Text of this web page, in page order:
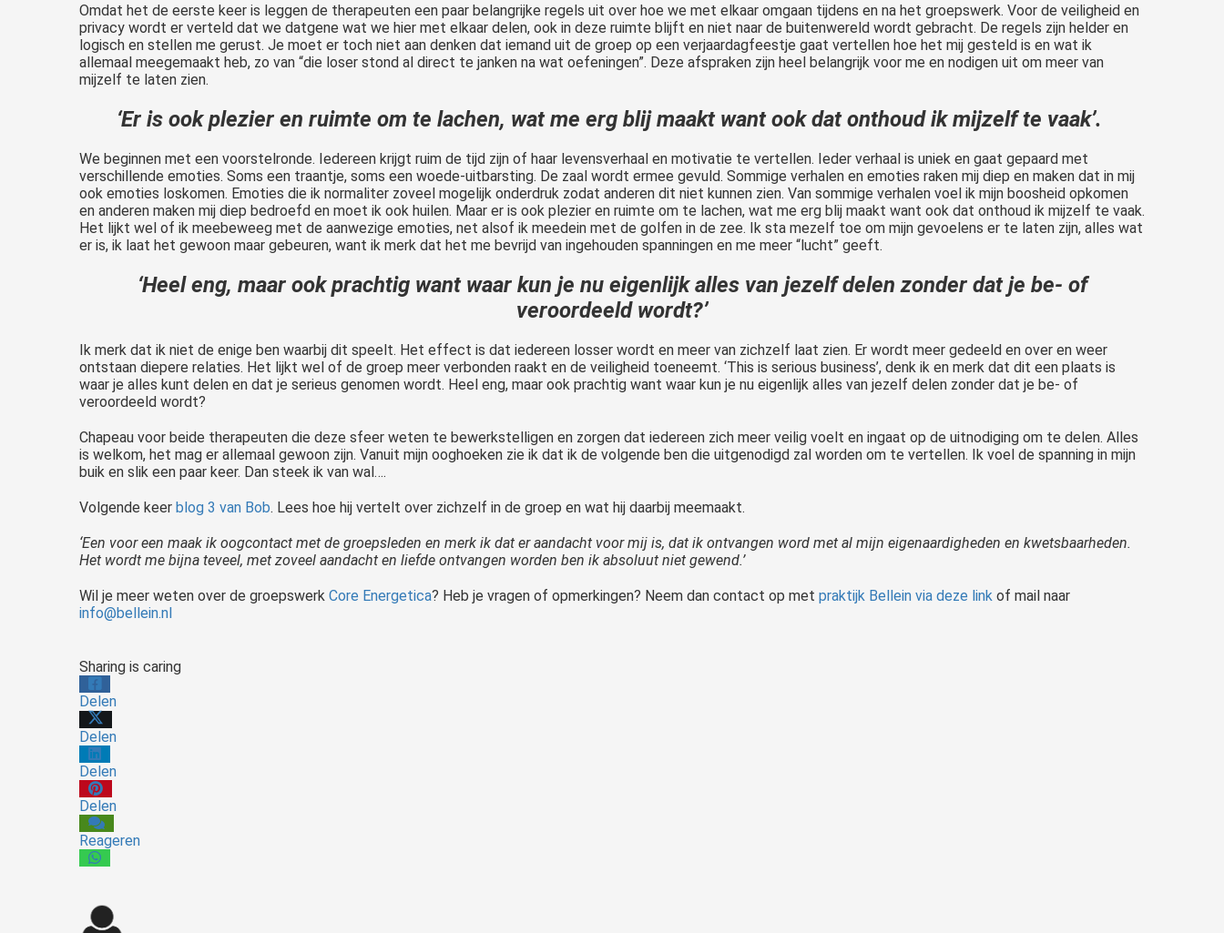
Omdat het de eerste keer is leggen de therapeuten een paar belangrijke regels uit over hoe we met elkaar omgaan tijdens en na het groepswerk. Voor de veiligheid en
privacy wordt er verteld dat we datgene wat we hier met elkaar delen, ook in deze ruimte blijft en niet naar de buitenwereld wordt gebracht. De regels zijn helder en
logisch en stellen me gerust. Je moet er toch niet aan denken dat iemand uit de groep op een verjaardagfeestje gaat vertellen hoe het mij gesteld is en wat ik
allemaal meegemaakt heb, zo van “die loser stond al direct te janken na wat oefeningen”. Deze afspraken zijn heel belangrijk voor me en nodigen uit om meer van
mijzelf te laten zien.
‘Er is ook plezier en ruimte om te lachen, wat me erg blij maakt want ook dat onthoud ik mijzelf te vaak’.
We beginnen met een voorstelronde. Iedereen krijgt ruim de tijd zijn of haar levensverhaal en motivatie te vertellen. Ieder verhaal is uniek en gaat gepaard met
verschillende emoties. Soms een traantje, soms een woede-uitbarsting. De zaal wordt ermee gevuld. Sommige verhalen en emoties raken mij diep en maken dat in mij
ook emoties loskomen. Emoties die ik normaliter zoveel mogelijk onderdruk zodat anderen dit niet kunnen zien. Van sommige verhalen voel ik mijn boosheid opkomen
en anderen maken mij diep bedroefd en moet ik ook huilen. Maar er is ook plezier en ruimte om te lachen, wat me erg blij maakt want ook dat onthoud ik mijzelf te vaak.
Het lijkt wel of ik meebeweeg met de aanwezige emoties, net alsof ik meedein met de golfen in de zee. Ik sta mezelf toe om mijn gevoelens er te laten zijn, alles wat
er is, ik laat het gewoon maar gebeuren, want ik merk dat het me bevrijd van ingehouden spanningen en me meer “lucht” geeft.
‘Heel eng, maar ook prachtig want waar kun je nu eigenlijk alles van jezelf delen zonder dat je be- of
veroordeeld wordt?’
Ik merk dat ik niet de enige ben waarbij dit speelt. Het effect is dat iedereen losser wordt en meer van zichzelf laat zien. Er wordt meer gedeeld en over en weer
ontstaan diepere relaties. Het lijkt wel of de groep meer verbonden raakt en de veiligheid toeneemt. ‘This is serious business’, denk ik en merk dat dit een plaats is
waar je alles kunt delen en dat je serieus genomen wordt. Heel eng, maar ook prachtig want waar kun je nu eigenlijk alles van jezelf delen zonder dat je be- of
veroordeeld wordt?
Chapeau voor beide therapeuten die deze sfeer weten te bewerkstelligen en zorgen dat iedereen zich meer veilig voelt en ingaat op de uitnodiging om te delen. Alles
is welkom, het mag er allemaal gewoon zijn. Vanuit mijn ooghoeken zie ik dat ik de volgende ben die uitgenodigd zal worden om te vertellen. Ik voel de spanning in mijn
buik en slik een paar keer. Dan steek ik van wal….
Volgende keer blog 3 van Bob. Lees hoe hij vertelt over zichzelf in de groep en wat hij daarbij meemaakt.
‘Een voor een maak ik oogcontact met de groepsleden en merk ik dat er aandacht voor mij is, dat ik ontvangen word met al mijn eigenaardigheden en kwetsbaarheden.
Het wordt me bijna teveel, met zoveel aandacht en liefde ontvangen worden ben ik absoluut niet gewend.’
Wil je meer weten over de groepswerk Core Energetica? Heb je vragen of opmerkingen? Neem dan contact op met praktijk Bellein via deze link of mail naar
info@bellein.nl
Sharing is caring
Delen
Delen
Delen
Delen
Reageren